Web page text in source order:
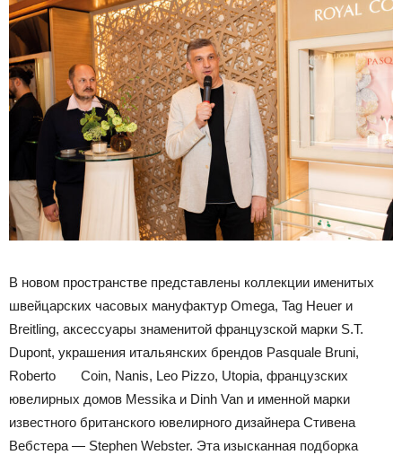
В новом пространстве представлены коллекции именитых
швейцарских часовых мануфактур Omega, Tag Heuer и
Breitling, аксессуары знаменитой французской марки S.T.
Dupont, украшения итальянских брендов Pasquale Bruni,
Roberto Coin, Nanis, Leo Pizzo, Utopia, французских
ювелирных домов Messika и Dinh Van и именной марки
известного британского ювелирного дизайнера Стивена
Вебстера — Stephen Webster. Эта изысканная подборка